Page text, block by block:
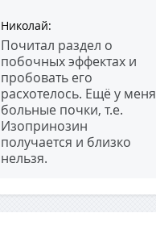
Николай:
Почитал раздел о
побочных эффектах и
пробовать его
расхотелось. Ещё у меня
больные почки, т.е.
Изопринозин
получается и близко
нельзя.